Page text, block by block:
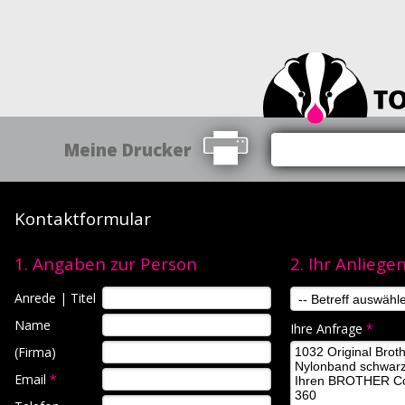
Meine Drucker
Kontaktformular
1. Angaben zur Person
Anrede | Titel
Name
(Firma)
Email *
2. Ihr
Ihre Anfrage*